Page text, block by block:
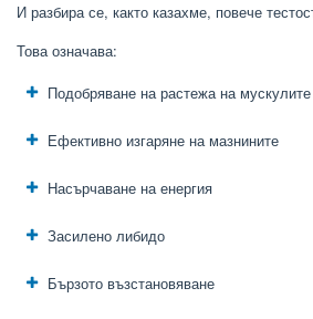
И разбира се, както казахме, повече
Това означава:
Подобряване на растежа на мускулите
Ефективно изгаряне на мазнините
Насърчаване на енергия
Засилено либидо
Бързото възстановяване